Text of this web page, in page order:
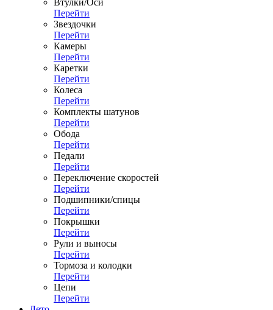
Втулки/Оси
Перейти
Звездочки
Перейти
Камеры
Перейти
Каретки
Перейти
Колеса
Перейти
Комплекты шатунов
Перейти
Обода
Перейти
Педали
Перейти
Переключение скоростей
Перейти
Подшипники/спицы
Перейти
Покрышки
Перейти
Рули и выносы
Перейти
Тормоза и колодки
Перейти
Цепи
Перейти